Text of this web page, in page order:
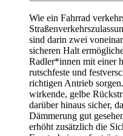
Wie ein Fahrrad
sind darin zwei
sicheren Halt
Radler*innen mit einer
rutschfeste und
richtigen Antrieb
wirkende, gelbe
darüber hinaus sicher,
Dämmerung gut
erhöht zusätzlich die